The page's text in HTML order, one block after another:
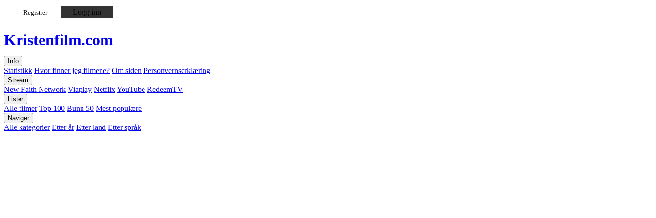
Registrer Logg inn
Kristenfilm.com
Info
Statistikk Hvor finner jeg filmene? Om siden Personvernserklæring
Stream
New Faith Network Viaplay NetflixYouTube RedeemTV
Lister
Alle filmer Top 100 Bunn 50 Mest populære
Naviger
Alle kategorier Etter år Etter land Etter språk